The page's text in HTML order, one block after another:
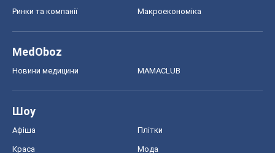
Ринки та компанії Макроекономіка
MedOboz
Новини медицини MAMACLUB
Шоу
Афіша Плітки
Краса Мода